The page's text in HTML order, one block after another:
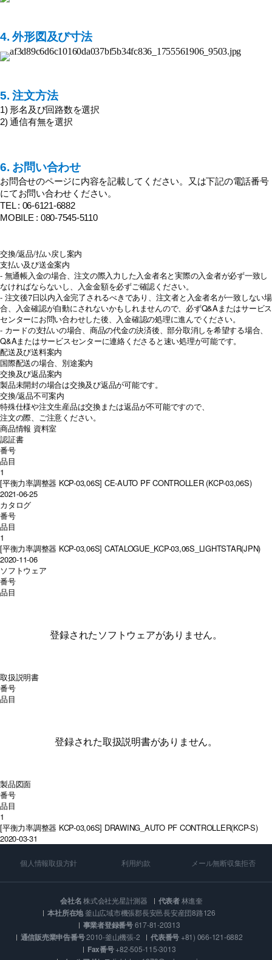
4.外形図及び寸法
5. 注文方法
1) 形名及び回路数を選択
2) 通信有無を選択
6. お問い合わせ
お問合せのページに内容を記載してください。又は下記の電話番号
にてお問い合わせください。
TEL : 06-6121-6882
MOBILE : 080-7545-5110
交換/返品/払い戻し案内
支払い及び送金案内
- 無通帳入金の場合、注文の際入力した入金者名と実際の入金者が必ず一致し
なければならないし、入金金額を必ずご確認ください。
- 注文後7日以内入金完了されるべきであり、注文者と入金者名が一致しない場
合、入金確認が自動にされないかもしれませんので、必ずQ&Aまたはサービス
センターにお問い合わせした後、入金確認の処理に進んでください。
- カードの支払いの場合、商品の代金の決済後、部分取消しを希望する場合、
Q&Aまたはサービスセンターに連絡くださると速い処理が可能です。
配送及び送料案内
国際配送の場合、別途案内
交換及び返品案内
製品未開封の場合は交換及び返品が可能です。
交換/返品不可案内
特殊仕様や注文生産品は交換または返品が不可能ですので、
注文の際、ご注意ください。
商品情報 資料室
認証書
番号
品目
1
[平衡力率調整器 KCP-03,06S] CE-AUTO PF CONTROLLER (KCP-03,06S)
2021-06-25
カタログ
番号
品目
1
[平衡力率調整器 KCP-03,06S] CATALOGUE_KCP-03,06S_LIGHTSTAR(JPN)
2020-11-06
ソフトウェア
番号
品目
登録されたソフトウェアがありません。
取扱説明書
番号
品目
登録された取扱説明書がありません。
製品図面
番号
品目
1
[平衡力率調整器 KCP-03,06S] DRAWING_AUTO PF CONTROLLER(KCP-S)
2020-03-31
個人情報取扱方針 利用約款 メール無断収集拒否
会社名株式会社光星計測器 代表者林進奎
本社所在地釜山広域市機張郡長安邑長安産団8路126
事業者登録番号617-81-20313
通信販売業申告番号2010-釜山機張-2 代表番号 +81) 066-121-6882
Fax番号+82-505-115-3013